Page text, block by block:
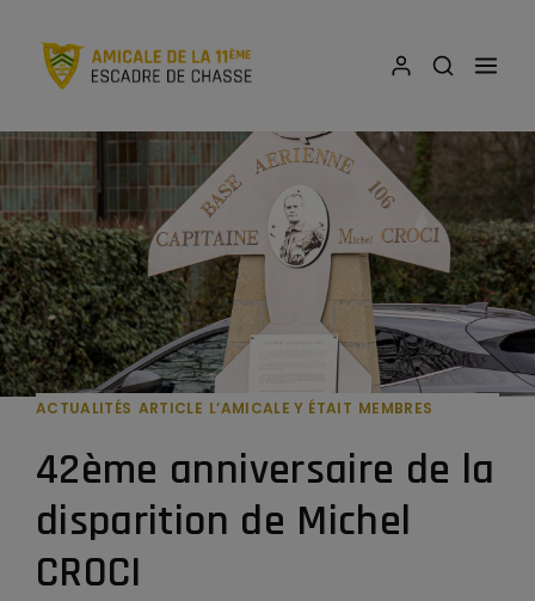
ACTUALITÉS ARTICLE L’AMICALE Y ÉTAIT MEMBRES
42ème anniversaire de la
disparition de Michel
CROCI